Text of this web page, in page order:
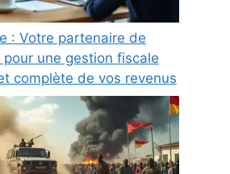
: Votre partenaire de
pour une gestion fiscale
complète de vos revenus